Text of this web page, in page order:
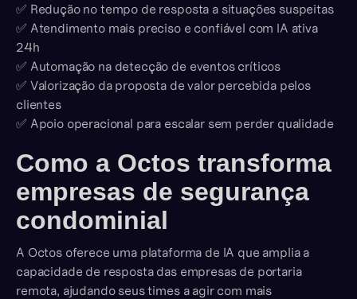
✅ Redução no tempo de resposta a situações suspeitas
✅ Atendimento mais preciso e confiável com IA ativa
24h
✅ Automação na detecção de eventos críticos
✅ Valorização da proposta de valor percebida pelos
clientes
✅ Apoio operacional para escalar sem perder qualidade
Como a Octos transforma
empresas de segurança
condominial
A Octos oferece uma plataforma de IA que amplia a
capacidade de resposta das empresas de portaria
remota, ajudando seus times a agir com mais